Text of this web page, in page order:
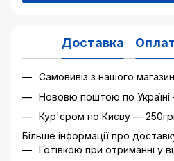
Доставка
Самовивіз з нашого
Нововю поштою по
Кур'єром по Києву —
Більше інформації про
Готівкою при отриманні у